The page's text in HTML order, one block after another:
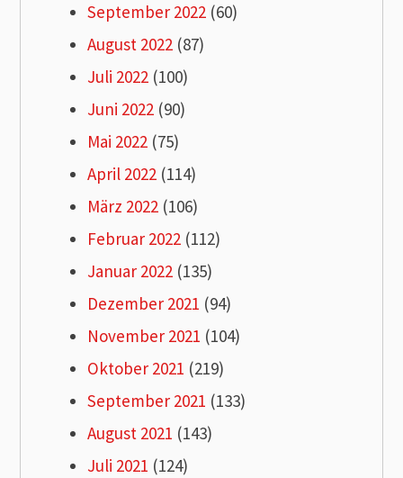
September 2022 (60)
August 2022 (87)
Juli 2022 (100)
Juni 2022 (90)
Mai 2022 (75)
April 2022 (114)
März 2022 (106)
Februar 2022 (112)
Januar 2022 (135)
Dezember 2021 (94)
November 2021 (104)
Oktober 2021 (219)
September 2021 (133)
August 2021 (143)
Juli 2021 (124)